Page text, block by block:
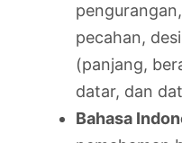
pecahan,
(panjang,
datar, dan
Bahasa